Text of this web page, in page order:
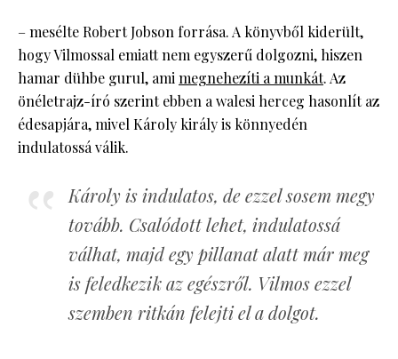
– mesélte Robert Jobson forrása. A könyvből kiderült,
hogy Vilmossal emiatt nem egyszerű dolgozni, hiszen
hamar dühbe gurul, amimegnehezíti a munkát. Az
önéletrajz-író szerint ebben a walesi herceg hasonlít az
édesapjára, mivel Károly király is könnyedén
indulatossá válik.
Károly is indulatos, de ezzel sosem megy
tovább. Csalódott lehet, indulatossá
válhat, majd egy pillanat alatt már meg
is feledkezik az egészről. Vilmos ezzel
szemben ritkán felejti el a dolgot.